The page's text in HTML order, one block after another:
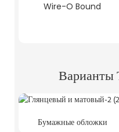
Wire-O Bound
Варианты
Бумажные обложки